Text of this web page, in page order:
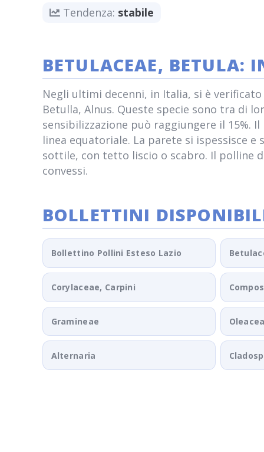
Tendenza: stabile
BETULACEAE, BETULA:
Negli ultimi decenni, in Italia, si è
Betulla, Alnus. Queste specie sono tra di
sensibilizzazione può raggiungere il
linea equatoriale. La parete si ispessisce
sottile, con tetto liscio o scabro. Il polline
convessi.
BOLLETTINI
Bollettino Pollini Esteso Lazio
Corylaceae, Carpini
Gramineae
Alternaria